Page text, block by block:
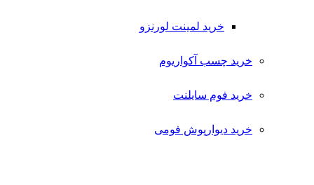
خرید لمینت لورنزو
خرید چسب آکواریوم
خرید فوم سایلنت
خرید دیوارپوش فومی